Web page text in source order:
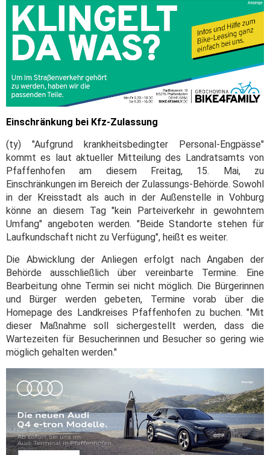
Einschränkung bei Kfz-Zulassung
(ty) "Aufgrund krankheitsbedingter Personal-Engpässe"
kommt es laut aktueller Mitteilung des Landratsamts von
Pfaffenhofen am diesem Freitag, 15. Mai, zu
Einschränkungen im Bereich der Zulassungs-Behörde. Sowohl
in der Kreisstadt als auch in der Außenstelle in Vohburg
könne an diesem Tag "kein Parteiverkehr in gewohntem
Umfang" angeboten werden. "Beide Standorte stehen für
Laufkundschaft nicht zu Verfügung", heißt es weiter.
Die Abwicklung der Anliegen erfolgt nach Angaben der
Behörde ausschließlich über vereinbarte Termine. Eine
Bearbeitung ohne Termin sei nicht möglich. Die Bürgerinnen
und Bürger werden gebeten, Termine vorab über die
Homepage des Landkreises Pfaffenhofen zu buchen. "Mit
dieser Maßnahme soll sichergestellt werden, dass die
Wartezeiten für Besucherinnen und Besucher so gering wie
möglich gehalten werden."